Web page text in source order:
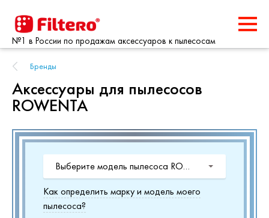
№1 в России по продажам аксессуаров к пылесосам
Бренды
Аксессуары для пылесосов
ROWENTA
Выберите модель пылесоса ROWENTA
Как определить марку и модель моего
пылесоса?